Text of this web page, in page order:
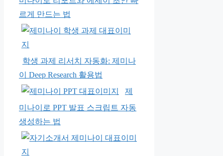
르게 만드는 법
학생 과제 리서치 자동화: 제미나
이 Deep Research 활용법
제
미나이로 PPT 발표 스크립트 자동
생성하는 법